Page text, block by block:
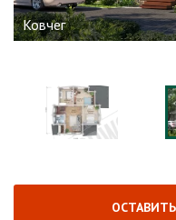
Ковчег